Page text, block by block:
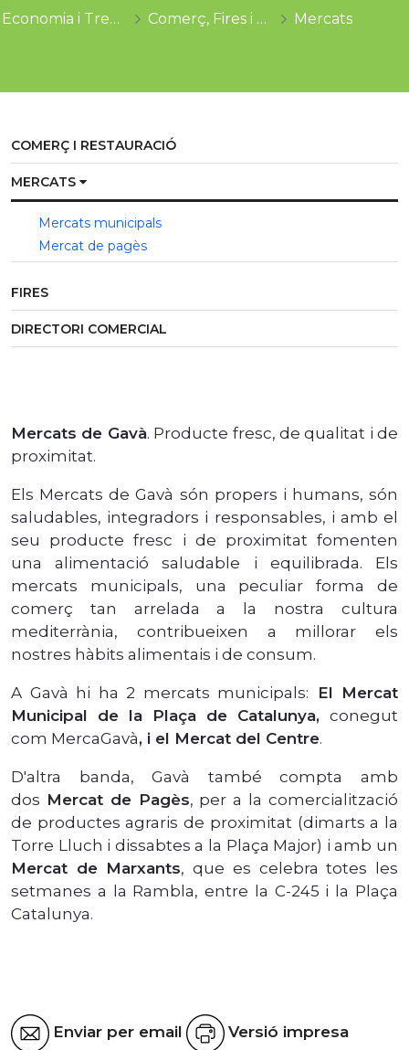
Economia i Treball Comerç, Fires i Mercats Mercats
COMERÇ I RESTAURACIÓ
MERCATS
Mercats municipals
Mercat de pagès
FIRES
DIRECTORI COMERCIAL
Mercats de Gavà. Producte fresc, de qualitat i de
proximitat.
Els Mercats de Gavà són propers i humans, són
saludables, integradors i responsables, i amb el
seu producte fresc i de proximitat fomenten
una alimentació saludable i equilibrada. Els
mercats municipals, una peculiar forma de
comerç tan arrelada a la nostra cultura
mediterrània, contribueixen a millorar els
nostres hàbits alimentais i de consum.
A Gavà hi ha 2 mercats municipals: El Mercat
Municipal de la Plaça de Catalunya, conegut
com MercaGavà, i el Mercat del Centre.
D'altra banda, Gavà també compta amb
dos Mercat de Pagès, per a la comercialització
de productes agraris de proximitat (dimarts a la
Torre Lluch i dissabtes a la Plaça Major) i amb un
Mercat de Marxants, que es celebra totes les
setmanes a la Rambla, entre la C-245 i la Plaça
Catalunya.
Enviar per email Versió impresa